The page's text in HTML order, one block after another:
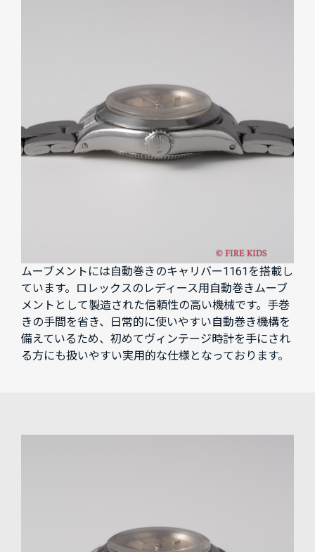
ムーブメントには自動巻きのキャリバー1161を搭載し
ています。ロレックスのレディース用自動巻きムーブ
メントとして製造された信頼性の高い機械です。手巻
きの手間を省き、日常的に使いやすい自動巻き機構を
備えているため、初めてヴィンテージ時計を手にされ
る方にも扱いやすい実用的な仕様となっております。